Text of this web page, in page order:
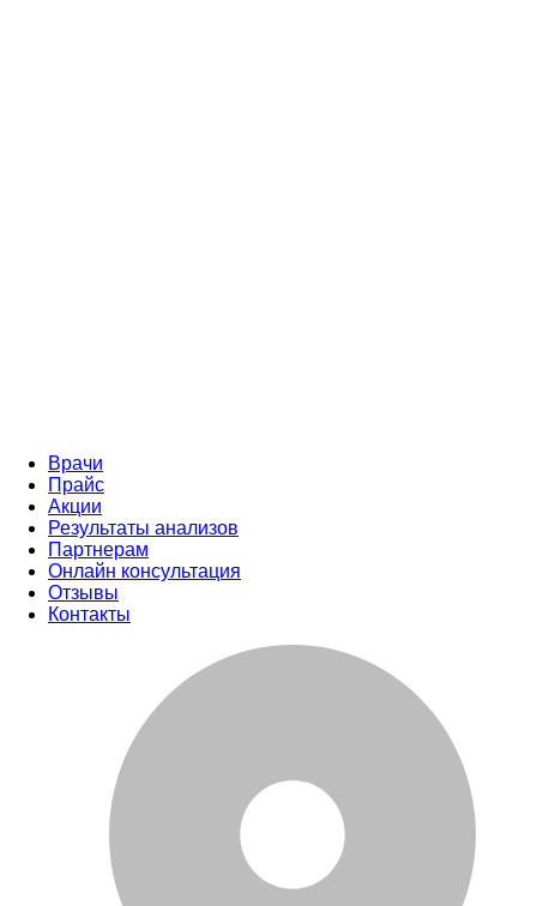
Врачи
Прайс
Акции
Результаты анализов
Партнерам
Онлайн консультация
Отзывы
Контакты